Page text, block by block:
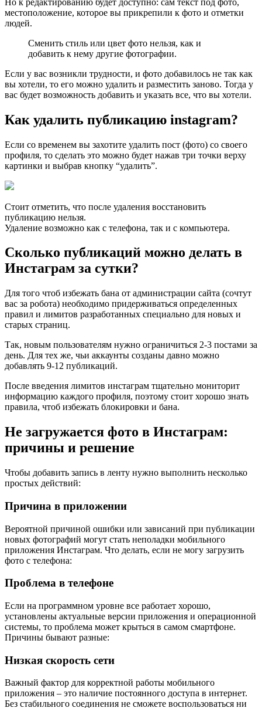
местоположение, которое вы прикрепили к фото и отметки
людей.
Сменить стиль или цвет фото нельзя, как и
добавить к нему другие фотографии.
Если у вас возникли трудности, и фото добавилось не так как
вы хотели, то его можно удалить и разместить заново. Тогда у
вас будет возможность добавить и указать все, что вы хотели.
Как удалить публикацию instagram?
Если со временем вы захотите удалить пост (фото) со своего
профиля, то сделать это можно будет нажав три точки верху
картинки и выбрав кнопку “удалить”.
Стоит отметить, что после удаления восстановить
публикацию нельзя.
Удаление возможно как с телефона, так и с компьютера.
Сколько публикаций можно делать в
Инстаграм за сутки?
Для того чтоб избежать бана от администрации сайта (сочтут
вас за робота) необходимо придерживаться определенных
правил и лимитов разработанных специально для новых и
старых страниц.
Так, новым пользователям нужно ограничиться 2-3 постами за
день. Для тех же, чьи аккаунты созданы давно можно
добавлять 9-12 публикаций.
После введения лимитов инстаграм тщательно мониторит
информацию каждого профиля, поэтому стоит хорошо знать
правила, чтоб избежать блокировки и бана.
Не загружается фото в Инстаграм:
причины и решение
Чтобы добавить запись в ленту нужно выполнить несколько
простых действий:
Причина в приложении
Вероятной причиной ошибки или зависаний при публикации
новых фотографий могут стать неполадки мобильного
приложения Инстаграм. Что делать, если не могу загрузить
фото с телефона:
Проблема в телефоне
Если на программном уровне все работает хорошо,
установлены актуальные версии приложения и операционной
системы, то проблема может крыться в самом смартфоне.
Причины бывают разные:
Низкая скорость сети
Важный фактор для корректной работы мобильного
приложения – это наличие постоянного доступа в интернет.
Без стабильного соединения не сможете воспользоваться ни